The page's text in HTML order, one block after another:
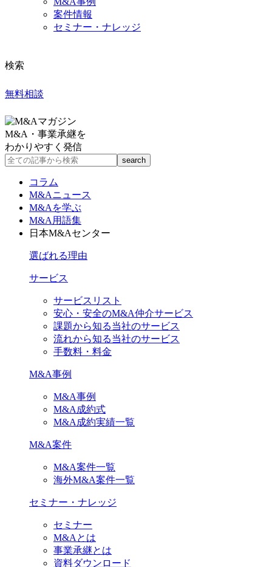
案件情報
セミナー・ナレッジ
検索
無料相談
M&A・事業承継を
わかりやすく発信
コラム
M&Aニュース
M&Aを学ぶ
M&A用語集
日本M&Aセンター
選ばれる理由
サービス
サービスリスト
安心・安全のM&A仲介サービス
課題から知る当社のサービス
流れから知る当社のサービス
手数料・料金
M&A事例
M&A事例
M&A成約式
M&A成約実績一覧
M&A案件
M&A案件一覧
海外M&A案件一覧
セミナー・ナレッジ
セミナー
M&Aとは
事業承継とは
資料ダウンロード